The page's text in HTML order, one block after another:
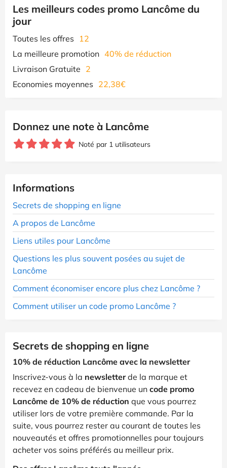
Les meilleurs codes promo Lancôme du
jour
Toutes les offres
12
La meilleure promotion 40% de réduction
Livraison Gratuite 2
Economies moyennes 22,38€
Donnez une note à Lancôme
Noté par 1 utilisateurs
Informations
Secrets de shopping en ligne
A propos de Lancôme
Liens utiles pour Lancôme
Questions les plus souvent posées au sujet de
Lancôme
Comment économiser encore plus chez Lancôme ?
Comment utiliser un code promo Lancôme ?
Secrets de shopping en ligne
10% de réduction Lancôme avec la newsletter
Inscrivez-vous à la newsletterde la marque et
recevez en cadeau de bienvenue un code promo
Lancôme de 10% de réduction que vous pourrez
utiliser lors de votre première commande. Par la
suite, vous pourrez rester au courant de toutes les
nouveautés et offres promotionnelles pour toujours
acheter vos soins préférés au meilleur prix.